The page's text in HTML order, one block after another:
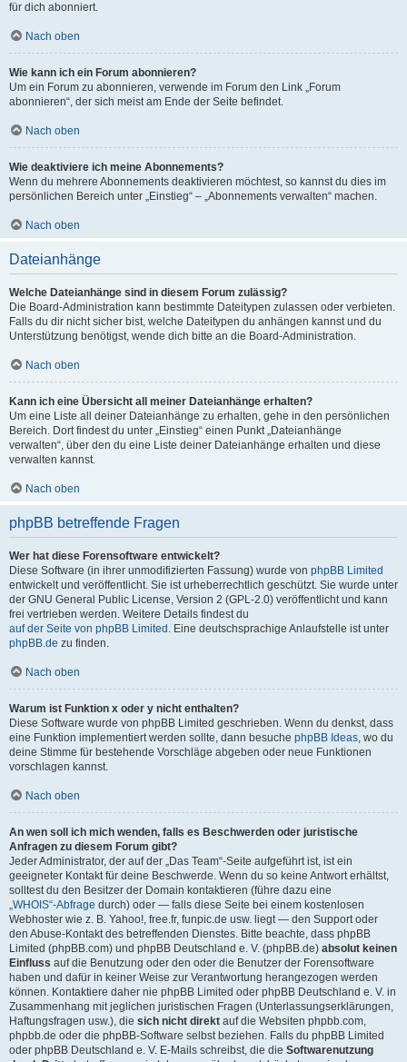
für dich abonniert.
Nach oben
Wie kann ich ein Forum abonnieren?
Um ein Forum zu abonnieren, verwende im Forum den Link „Forum
abonnieren“, der sich meist am Ende der Seite befindet.
Nach oben
Wie deaktiviere ich meine Abonnements?
Wenn du mehrere Abonnements deaktivieren möchtest, so kannst du dies im
persönlichen Bereich unter „Einstieg“ – „Abonnements verwalten“ machen.
Nach oben
Dateianhänge
Welche Dateianhänge sind in diesem Forum zulässig?
Die Board-Administration kann bestimmte Dateitypen zulassen oder verbieten.
Falls du dir nicht sicher bist, welche Dateitypen du anhängen kannst und du
Unterstützung benötigst, wende dich bitte an die Board-Administration.
Nach oben
Kann ich eine Übersicht all meiner Dateianhänge erhalten?
Um eine Liste all deiner Dateianhänge zu erhalten, gehe in den persönlichen
Bereich. Dort findest du unter „Einstieg“ einen Punkt „Dateianhänge
verwalten“, über den du eine Liste deiner Dateianhänge erhalten und diese
verwalten kannst.
Nach oben
phpBB betreffende Fragen
Wer hat diese Forensoftware entwickelt?
Diese Software (in ihrer unmodifizierten Fassung) wurde von phpBB Limited
entwickelt und veröffentlicht. Sie ist urheberrechtlich geschützt. Sie wurde unter
der GNU General Public License, Version 2 (GPL-2.0) veröffentlicht und kann
frei vertrieben werden. Weitere Details findest du
auf der Seite von phpBB Limited . Eine deutschsprachige Anlaufstelle ist unter
phpBB.de zu finden.
Nach oben
Warum ist Funktion x oder y nicht enthalten?
Diese Software wurde von phpBB Limited geschrieben. Wenn du denkst, dass
eine Funktion implementiert werden sollte, dann besuche phpBB Ideas, wo du
deine Stimme für bestehende Vorschläge abgeben oder neue Funktionen
vorschlagen kannst.
Nach oben
An wen soll ich mich wenden, falls es Beschwerden oder juristische
Anfragen zu diesem Forum gibt?
Jeder Administrator, der auf der „Das Team“-Seite aufgeführt ist, ist ein
geeigneter Kontakt für deine Beschwerde. Wenn du so keine Antwort erhältst,
solltest du den Besitzer der Domain kontaktieren (führe dazu eine
„WHOIS“-Abfrage durch) oder — falls diese Seite bei einem kostenlosen
Webhoster wie z. B. Yahoo!, free.fr, funpic.de usw. liegt — den Support oder
den Abuse-Kontakt des betreffenden Dienstes. Bitte beachte, dass phpBB
Limited (phpBB.com) und phpBB Deutschland e. V. (phpBB.de) absolut keinen
Einfluss auf die Benutzung oder den oder die Benutzer der Forensoftware
haben und dafür in keiner Weise zur Verantwortung herangezogen werden
können. Kontaktiere daher nie phpBB Limited oder phpBB Deutschland e. V. in
Zusammenhang mit jeglichen juristischen Fragen (Unterlassungserklärungen,
Haftungsfragen usw.), die sich nicht direkt auf die Websiten phpbb.com,
phpbb.de oder die phpBB-Software selbst beziehen. Falls du phpBB Limited
oder phpBB Deutschland e. V. E-Mails schreibst, die die Softwarenutzung